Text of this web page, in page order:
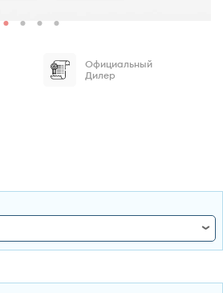
Официальный
Дилер